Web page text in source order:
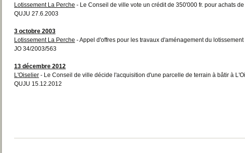
Lotissement La Perche - Le Conseil de ville vote un crédit de 350'000 fr. pour achats
QUJU 27.6.2003
3 octobre 2003
Lotissement La Perche - Appel d'offres pour les travaux d'aménagement du lotissement
JO 34/2003/563
13 décembre 2012
L'Oiselier - Le Conseil de ville décide l'acquisition d'une parcelle de terrain à bâtir à
QUJU 15.12.2012